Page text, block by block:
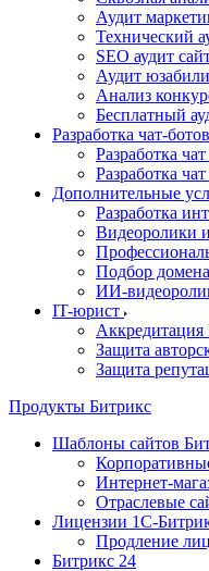
Аудит
Технический
SEO аудит
Аудит
Анализ
Бесплатный
Разработка чат-ботов
Разработка
Разработка
Дополнительные
Разработка
Видеоролики
Подбор домена
ИИ-
IT-юрист
Аккредитация
Защита
Защита
Продукты Битрикс
Шаблоны сайтов
Интернет-
Отраслевые
Лицензии 1С-
Продление
Битрикс 24